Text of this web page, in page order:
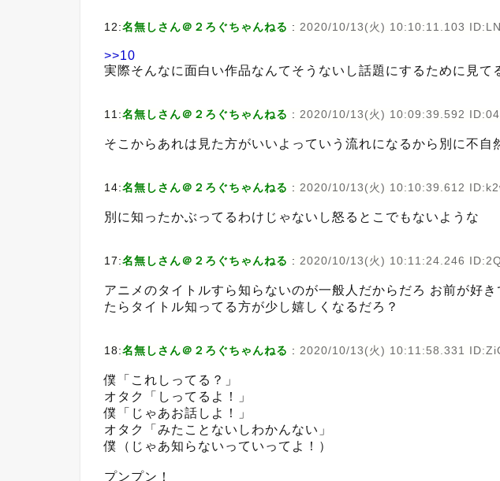
12:名無しさん＠２ろぐちゃんねる : 2020/10/13(火) 10:10:11.103
>>10
実際そんなに面白い作品なんてそうないし話題にするために見て
11:名無しさん＠２ろぐちゃんねる : 2020/10/13(火) 10:09:39.592
そこからあれは見た方がいいよっていう流れになるから別に不自
14:名無しさん＠２ろぐちゃんねる : 2020/10/13(火) 10:10:39.612
別に知ったかぶってるわけじゃないし怒るとこでもないような
17:名無しさん＠２ろぐちゃんねる : 2020/10/13(火) 10:11:24.246
アニメのタイトルすら知らないのが一般人だからだろ お前が好
たらタイトル知ってる方が少し嬉しくなるだろ？
18:名無しさん＠２ろぐちゃんねる : 2020/10/13(火) 10:11:58.331
僕「これしってる？」
オタク「しってるよ！」
僕「じゃあお話しよ！」
オタク「みたことないしわかんない」
僕（じゃあ知らないっていってよ！）
プンプン！